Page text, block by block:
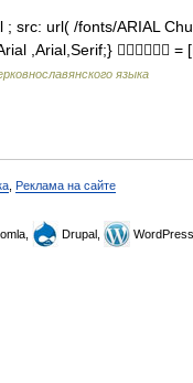
src: url( /fonts/ARIAL
,Arial,Serif;}  =
языка
Реклама на сайте
Drupal,